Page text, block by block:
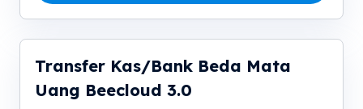
Transfer Kas/Bank Beda Mata
Uang Beecloud 3.0